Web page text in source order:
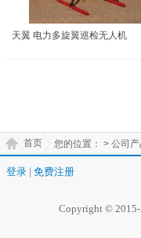
天翼 电力多旋翼巡检无人机
您的位置：
首页 > 公司产
登录 免费注册
Copyright ©